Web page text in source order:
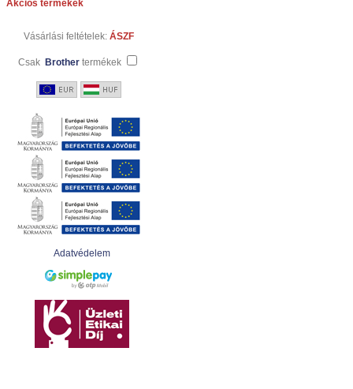
Akciós termékek
Vásárlási feltételek: ÁSZF
Csak Brother termékek
Adatvédelem